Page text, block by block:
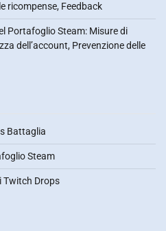
ricompense, Feedback
Portafoglio Steam: Misure di
dell’account, Prevenzione delle
Battaglia
Steam
Twitch Drops